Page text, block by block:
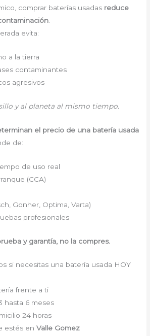
comprar baterías usadas reduce
evita:
a la tierra
contaminantes
agresivos
y al planeta al mismo tiempo.
el precio de una batería usada
de:
de uso real
(CCA)
Gonher, Optima, Varta)
profesionales
y garantía, no la compres.
si necesitas una batería usada HOY
frente a ti
hasta 6 meses
24 horas
estés en Valle Gomez